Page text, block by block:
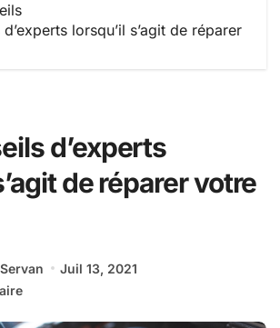
lorsqu’il s’agit de réparer
d’experts
de réparer votre
Juil 13, 2021